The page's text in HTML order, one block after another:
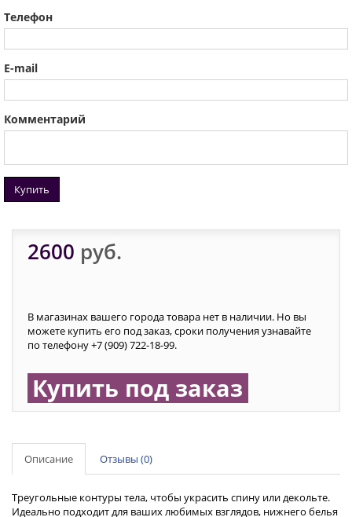
Телефон
E-mail
Комментарий
Купить
2600 руб.
В магазинах вашего города товара нет в наличии. Но вы
можете купить его под заказ, сроки получения узнавайте
по телефону +7 (909) 722-18-99.
Купить под заказ
Описание Отзывы (0)
Треугольные контуры тела, чтобы украсить спину или декольте.
Идеально подходит для ваших любимых взглядов, нижнего белья